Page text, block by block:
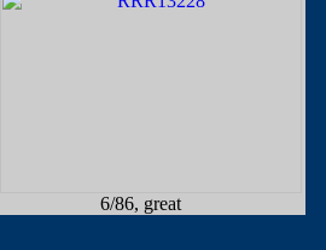
6/86, great